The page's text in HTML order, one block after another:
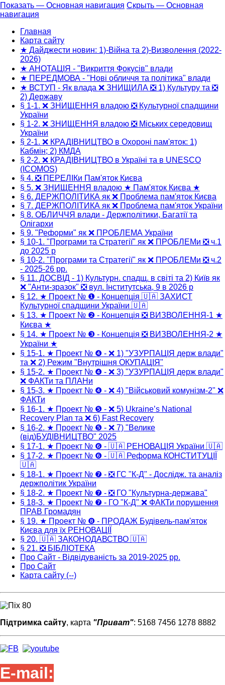
Основная
навигация
Показать — Основная навигация Скрыть — Основная
навигация
Главная
Карта сайту
★ Дайджести новин: 1)-Війна та 2)-Визволення (2022-
2026)
★ АНОТАЦІЯ - "Викриття Фокусів" влади
★ ПЕРЕДМОВА - "Нові обличчя та політика" влади
★ ВСТУП - Як влада ❌ ЗНИЩИЛА ❎ 1) Культуру та ❎
2) Державу
§ 1-1. ❌ ЗНИЩЕННЯ владою ❎ Культурної спадщини
України
§ 1-2. ❌ ЗНИЩЕННЯ владою ❎ Міських середовищ
України
§ 2-1. ❌ КРАДІВНИЦТВО в Охороні пам'яток: 1)
Кабмін; 2) КМДА
§ 2-2. ❌ КРАДІВНИЦТВО в Україні та в UNESCO
(ICOMOS)
§ 4. ❎ ПЕРЕЛІКи Пам'яток Києва
§ 5. ❌ ЗНИЩЕННЯ владою ★ Пам'яток Києва ★
§ 6. ДЕРЖПОЛІТИКА як ❌ Проблема пам'яток Києва
§ 7. ДЕРЖПОЛІТИКА як ❌ Проблема пам'яток України
§ 8. ОБЛИЧЧЯ влади - Держполітики, Багатії та
Олігархи
§ 9. "Реформи" як ❌ ПРОБЛЕМА України
§ 10-1. "Програми та Стратегії" як ❌ ПРОБЛЕМи ❎ ч.1
до 2025 р
§ 10-2. "Програми та Стратегії" як ❌ ПРОБЛЕМи ❎ ч.2
- 2025-26 рр.
§ 11. ДОСВІД - 1) Культурн. спадщ. в світі та 2) Київ як
❌ "Анти-зразок" ❎ вул. Інститутська, 9 в 2026 р
§ 12. ★ Проект № ❶ - Концепція 🇺🇦 ЗАХИСТ
Культурної спадщини України 🇺🇦
§ 13. ★ Проект № ❷ - Концепція ❎ ВИЗВОЛЕННЯ-1 ★
Києва ★
§ 14. ★ Проект № ❸ - Концепція ❎ ВИЗВОЛЕННЯ-2 ★
України ★
§ 15-1. ★ Проект № ❹ - ❌ 1) "УЗУРПАЦІЯ держ влади"
та ❌ 2) Режим "Внутрішня ОКУПАЦІЯ"
§ 15-2. ★ Проект № ❹ - ❌ 3) "УЗУРПАЦІЯ держ влади"
❌ ФАКТи та ПЛАНи
§ 15-3. ★ Проект № ❹ - ❌ 4) "Військовий комунізм-2" ❌
ФАКТи
§ 16-1. ★ Проект № ❺ - ❌ 5) Ukraine’s National
Recovery Plan та ❌ 6) Fast Recovery
§ 16-2. ★ Проект № ❺ - ❌ 7) "Велике
(від)БУДІВНИЦТВО" 2025
§ 17-1. ★ Проект № ❻ - 🇺🇦 РЕНОВАЦІЯ України 🇺🇦
§ 17-2. ★ Проект № ❻ - 🇺🇦 Реформа КОНСТИТУЦІЇ
🇺🇦
§ 18-1. ★ Проект № ❼ - ❎ ГС "К-Д" - Дослідж. та аналіз
держполітик України
§ 18-2. ★ Проект № ❼ - ❎ ГО "Культурна-держава"
§ 18-3. ★ Проект № ❼ - ГО "К-Д" ❌ ФАКТи порушення
ПРАВ Громадян
§ 19. ★ Проект № ❽ - ПРОДАЖ Будівель-пам'яток
Києва для їх РЕНОВАЦІЇ
§ 20. 🇺🇦 ЗАКОНОДАВСТВО 🇺🇦
§ 21. ❎ БІБЛІОТЕКА
Про Сайт - Відвідуваність за 2019-2025 рр.
Про Сайт
Карта сайту (--)
Підтримка сайту, карта "Приват": 5168 7456 1278 8882
E-mail: